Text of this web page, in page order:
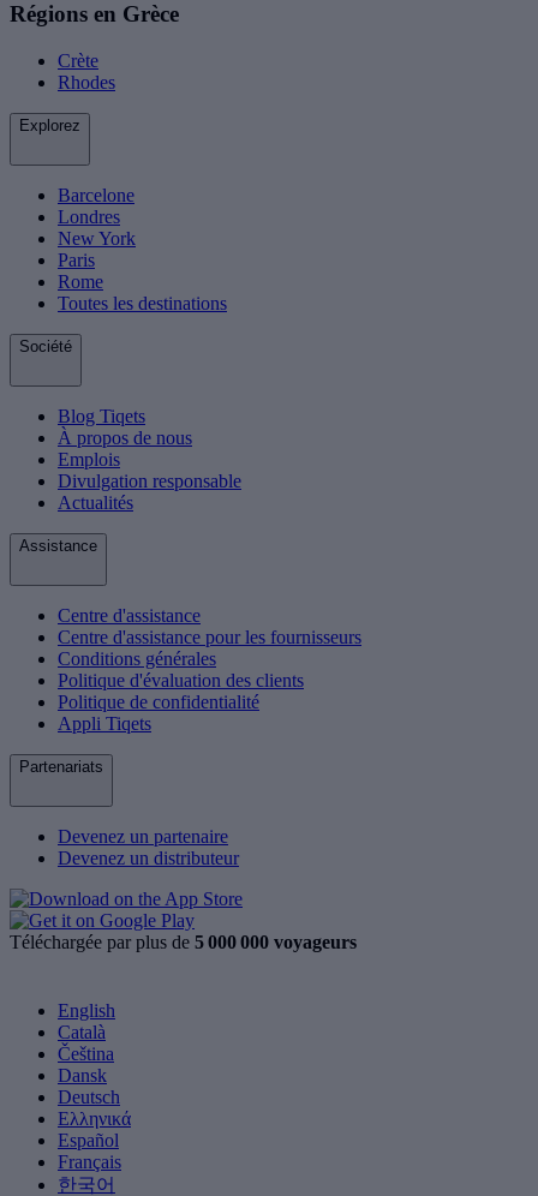
Régions en Grèce
Crète
Rhodes
Explorez
Barcelone
Londres
New York
Paris
Rome
Toutes les destinations
Société
Blog Tiqets
À propos de nous
Emplois
Divulgation responsable
Actualités
Assistance
Centre d'assistance
Centre d'assistance pour les fournisseurs
Conditions générales
Politique d'évaluation des clients
Politique de confidentialité
Appli Tiqets
Partenariats
Devenez un partenaire
Devenez un distributeur
Téléchargée par plus de 5 000 000 voyageurs
English
Català
Čeština
Dansk
Deutsch
Ελληνικά
Español
Français
한국어